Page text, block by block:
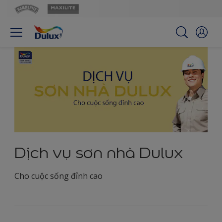
Dịch vụ sơn nhà Dulux
Cho cuộc sống đỉnh cao